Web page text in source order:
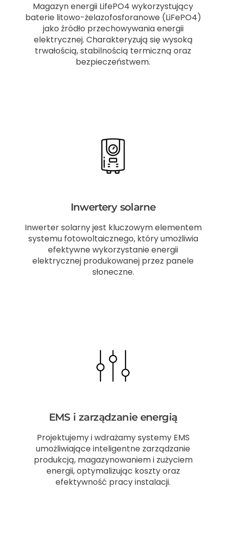
Magazyn energii LifePO4 wykorzystujący
baterie litowo-żelazofosforanowe (LiFePO4)
jako źródło przechowywania energii
elektrycznej. Charakteryzują się wysoką
trwałością, stabilnością termiczną oraz
bezpieczeństwem.
Inwertery solarne
Inwerter solarny jest kluczowym elementem
systemu fotowoltaicznego, który umożliwia
efektywne wykorzystanie energii
elektrycznej produkowanej przez panele
słoneczne.
EMS i zarządzanie energią
Projektujemy i wdrażamy systemy EMS
umożliwiające inteligentne zarządzanie
produkcją, magazynowaniem i zużyciem
energii, optymalizując koszty oraz
efektywność pracy instalacji.